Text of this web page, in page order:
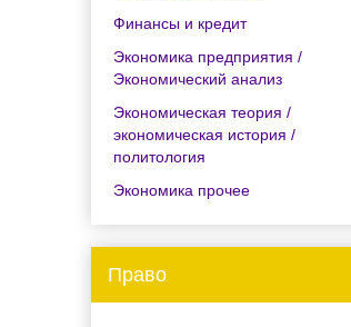
Финансы и кредит
Экономика предприятия /
Экономический анализ
Экономическая теория /
экономическая история /
политология
Экономика прочее
Право